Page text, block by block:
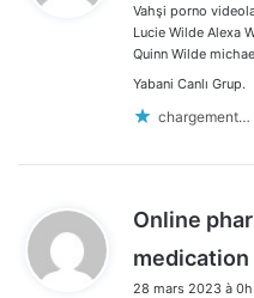
Vahşi porno
Lucie Wilde Alexa
Quinn Wilde
Yabani Canlı Grup.
chargement…
Online
28 mars 2023 à